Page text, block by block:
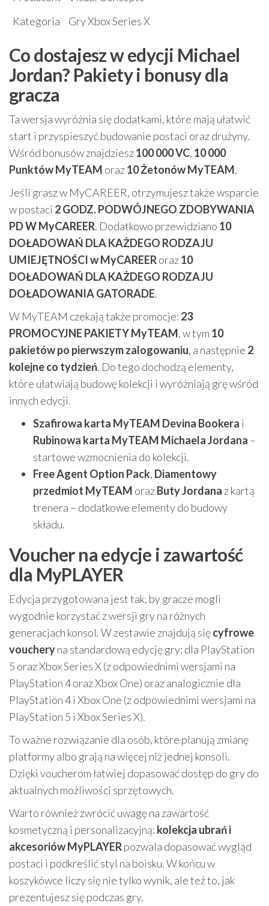
Kategoria
Gry Xbox Series X
Co dostajesz w edycji Michael
Jordan? Pakiety i bonusy dla
gracza
Ta wersja wyróżnia się dodatkami, które mają ułatwić
start i przyspieszyć budowanie postaci oraz drużyny.
Wśród bonusów znajdziesz100 000 VC, 10 000
Punktów MyTEAM oraz10 Żetonów MyTEAM.
Jeśli grasz w MyCAREER, otrzymujesz także wsparcie
w postaci 2 GODZ. PODWÓJNEGO ZDOBYWANIA
PD W MyCAREER. Dodatkowo przewidziano 10
DOŁADOWAŃ DLA KAŻDEGO RODZAJU
UMIEJĘTNOŚCI w MyCAREERoraz10
DOŁADOWAŃ DLA KAŻDEGO RODZAJU
DOŁADOWANIA GATORADE.
W MyTEAM czekają także promocje: 23
PROMOCYJNE PAKIETY MyTEAM, w tym 10
pakietów po pierwszym zalogowaniu, a następnie 2
kolejne co tydzień. Do tego dochodzą elementy,
które ułatwiają budowę kolekcji i wyróżniają grę wśród
innych edycji.
Szafirowa karta MyTEAM Devina Bookera i
Rubinowa karta MyTEAM Michaela Jordana –
startowe wzmocnienia do kolekcji.
Free Agent Option Pack, Diamentowy
przedmiot MyTEAM orazButy Jordana z kartą
trenera – dodatkowe elementy do budowy
składu.
Voucher na edycje i zawartość
dla MyPLAYER
Edycja przygotowana jest tak, by gracze mogli
wygodnie korzystać z wersji gry na różnych
generacjach konsol. W zestawie znajdują sięcyfrowe
voucheryna standardową edycję gry: dla PlayStation
5 oraz Xbox Series X (z odpowiednimi wersjami na
PlayStation 4 oraz Xbox One) oraz analogicznie dla
PlayStation 4 i Xbox One (z odpowiednimi wersjami na
PlayStation 5 i Xbox Series X).
To ważne rozwiązanie dla osób, które planują zmianę
platformy albo grają na więcej niż jednej konsoli.
Dzięki voucherom łatwiej dopasować dostęp do gry do
aktualnych możliwości sprzętowych.
Warto również zwrócić uwagę na zawartość
kosmetyczną i personalizacyjną: kolekcja ubrań i
akcesoriów MyPLAYERpozwala dopasować wygląd
postaci i podkreślić styl na boisku. W końcu w
koszykówce liczy się nie tylko wynik, ale też to, jak
prezentujesz się podczas gry.